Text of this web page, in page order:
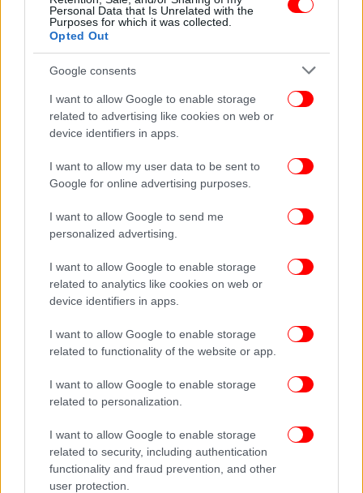
Personal Data that Is Unrelated with the
Purposes for which it was collected.
Opted Out
Google consents
I want to allow Google to enable storage
related to advertising like cookies on web or
device identifiers in apps.
I want to allow my user data to be sent to
Google for online advertising purposes.
I want to allow Google to send me
personalized advertising.
I want to allow Google to enable storage
related to analytics like cookies on web or
device identifiers in apps.
I want to allow Google to enable storage
related to functionality of the website or app.
I want to allow Google to enable storage
related to personalization.
I want to allow Google to enable storage
related to security, including authentication
functionality and fraud prevention, and other
user protection.
12. Ουγγαρία
13. Νορβηγία
15. Γεωργία
16. Ελβετία
17. Ρουμανία
Στον Τελικό της 18ης Μαΐου θα συμμετάσχουν
συνολικά 26 χώρες, εκ των οποίων οι είκοσι από
τους δύο Ημιτελικούς – δέκα από κάθε βραδιά –
Γερμανία, Ιταλία, Ισπανία και Ην. Βασίλειο) και η
διοργανώτρια Σουηδία, θα συμμετάσχουν
απευθείας στον Τελικό. Η σειρά εμφάνισης στον
Τελικό θα ανακοινωθεί από τους διοργανωτές το
αργότερο μέχρι τις 17 Μαΐου.